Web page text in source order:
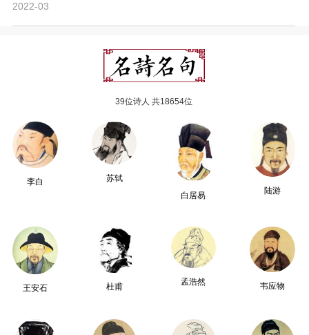
2022-03
39位诗人 共18654位
李白
苏轼
白居易
陆游
王安石 杜甫
孟浩然 韦应物